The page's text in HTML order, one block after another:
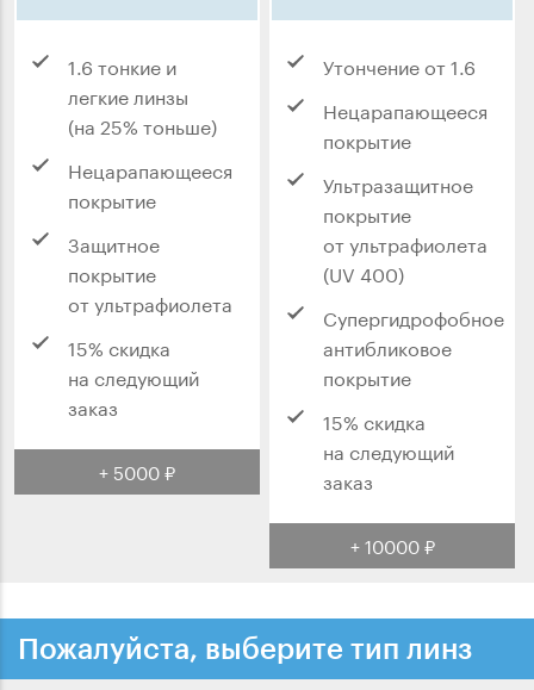
1.6 тонкие и
легкие линзы
(на 25% тоньше)
Нецарапающееся
покрытие
Защитное
покрытие
от ультрафиолета
15% скидка
на следующий
заказ
+ 5000 ₽
Утончение от 1.6
Нецарапающееся
покрытие
Ультразащитное
покрытие
от ультрафиолета
(UV 400)
Супергидрофобное
антибликовое
покрытие
15% скидка
на следующий
заказ
+ 10000 ₽
Пожалуйста, выберите тип линз